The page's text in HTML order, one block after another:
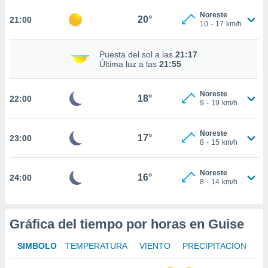
que
sean
para
ni para
no
web a
abono
21:00 20°
Noreste
10 - 17 km/h
Puesta del sol a las 21:17
Última luz a las 21:55
22:00 18°
Noreste
9 - 19 km/h
23:00 17°
Noreste
8 - 15 km/h
24:00 16°
Noreste
8 - 14 km/h
Gráfica del tiempo por horas en Guise
SÍMBOLO TEMPERATURA VIENTO PRECIPITACIÓN